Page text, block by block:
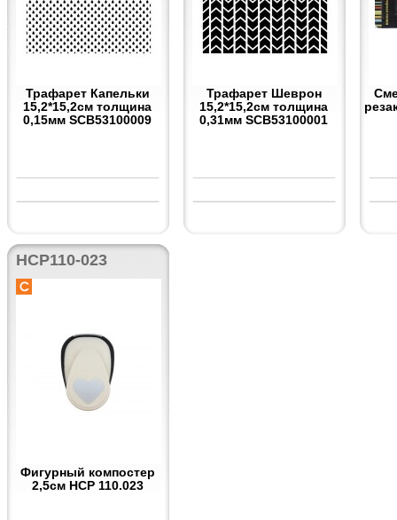
Трафарет Капельки
15,2*15,2см толщина
0,15мм SCB53100009
Трафарет Шеврон
15,2*15,2см толщина
0,31мм SCB53100001
HCP110-023
Фигурный компостер
2,5см HCP 110.023